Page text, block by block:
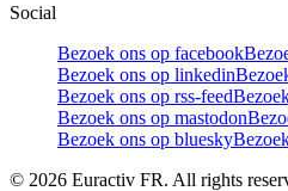
Social
Bezoek ons op facebook
Bezoek ons op linkedin
Bezoek ons op rss-feed
Bezoek ons op mastodon
Bezoek ons op bluesky
© 2026 Euractiv FR. All rights